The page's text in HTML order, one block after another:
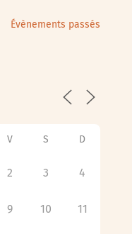
Évènements passés
V S D
2 3 4
9 10 11